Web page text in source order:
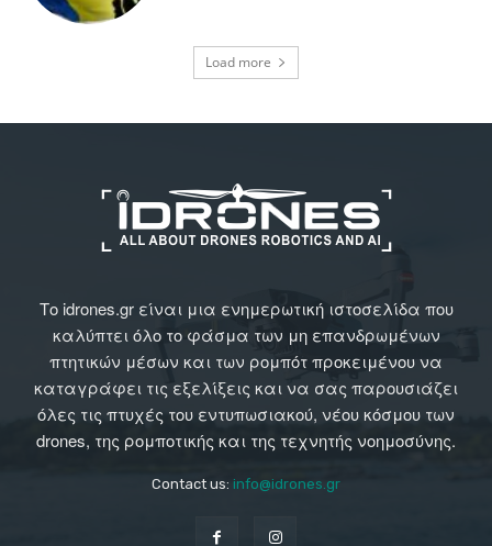
Load more
Το idrones.gr είναι μια ενημερωτική ιστοσελίδα που
καλύπτει όλο το φάσμα των μη επανδρωμένων
πτητικών μέσων και των ρομπότ προκειμένου να
καταγράφει τις εξελίξεις και να σας παρουσιάζει
όλες τις πτυχές του εντυπωσιακού, νέου κόσμου των
drones, της ρομποτικής και της τεχνητής νοημοσύνης.
Contact us: info@idrones.gr